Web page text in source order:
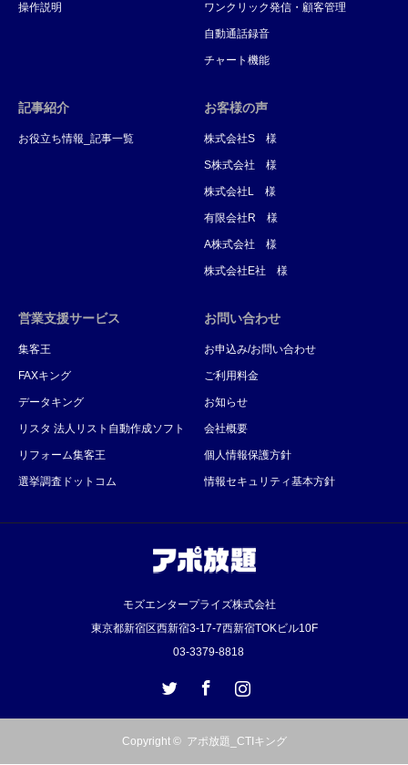
操作説明 ワンクリック発信・顧客管理
自動通話録音
チャート機能
記事紹介
お役立ち情報_記事一覧
お客様の声
株式会社S 様
S株式会社 様
株式会社L 様
有限会社R 様
A株式会社 様
株式会社E社 様
営業支援サービス
集客王
FAXキング
データキング
リスタ 法人リスト自動作成ソフト
リフォーム集客王
選挙調査ドットコム
お問い合わせ
お申込み/お問い合わせ
ご利用料金
お知らせ
会社概要
個人情報保護方針
情報セキュリティ基本方針
モズエンタープライズ株式会社
東京都新宿区西新宿3‐17‐7西新宿TOKビル10F
03-3379-8818
Copyright © アポ放題_CTIキング